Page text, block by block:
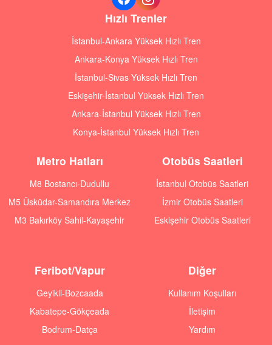
Hızlı Trenler
İstanbul-Ankara Yüksek Hızlı Tren
Ankara-Konya Yüksek Hızlı Tren
İstanbul-Sivas Yüksek Hızlı Tren
Eskişehir-İstanbul Yüksek Hızlı Tren
Ankara-İstanbul Yüksek Hızlı Tren
Konya-İstanbul Yüksek Hızlı Tren
Metro Hatları
M8 Bostancı-Dudullu
M5 Üsküdar-Samandıra Merkez
M3 Bakırköy Sahil-Kayaşehir
Otobüs Saatleri
İstanbul Otobüs Saatleri
İzmir Otobüs Saatleri
Eskişehir Otobüs Saatleri
Feribot/Vapur
Geyikli-Bozcaada
Kabatepe-Gökçeada
Bodrum-Datça
Diğer
Kullanım Koşulları
İletişim
Yardım